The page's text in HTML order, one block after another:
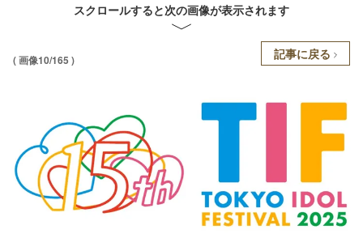
スクロールすると次の画像が表示されます
( 画像10/165 ) 記事に戻る